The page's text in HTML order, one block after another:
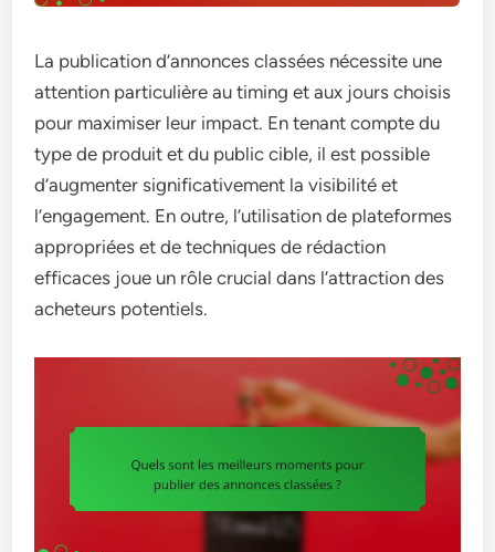
La publication d’annonces classées nécessite une
attention particulière au timing et aux jours choisis
pour maximiser leur impact. En tenant compte du
type de produit et du public cible, il est possible
d’augmenter significativement la visibilité et
l’engagement. En outre, l’utilisation de plateformes
appropriées et de techniques de rédaction
efficaces joue un rôle crucial dans l’attraction des
acheteurs potentiels.